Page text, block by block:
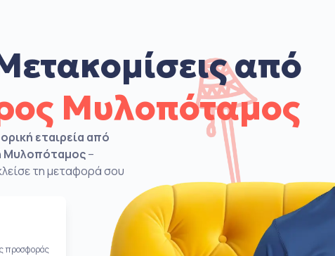
από
Μυλοπόταμος
εταιρεία από
Μυλοπόταμος–
τη μεταφορά σου
προσφοράς